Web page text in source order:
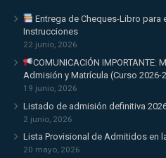
Entrega de Cheques-Libro para
Instrucciones
22 junio, 2026
COMUNICACIÓN
Admisión y Matrícula (Curso 2026-
19 junio, 2026
Listado de admisión definitiva
2 junio, 2026
Lista Provisional de Admitidos en
20 mayo, 2026